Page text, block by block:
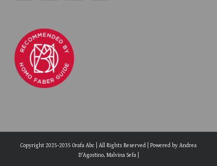
Copyright 2025-2035 Orafa Abc | All Rights Reserved | Powered by Andrea
D'Agostino, Malvina Sefa